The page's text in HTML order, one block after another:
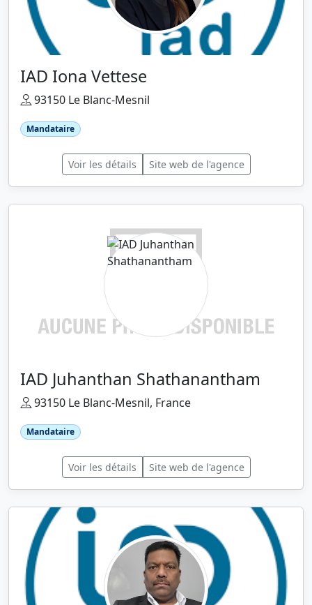
IAD Iona Vettese
93150 Le Blanc-Mesnil
Mandataire
Voir les détails Site web de l'agence
IAD Juhanthan Shathanantham
93150 Le Blanc-Mesnil, France
Mandataire
Voir les détails Site web de l'agence